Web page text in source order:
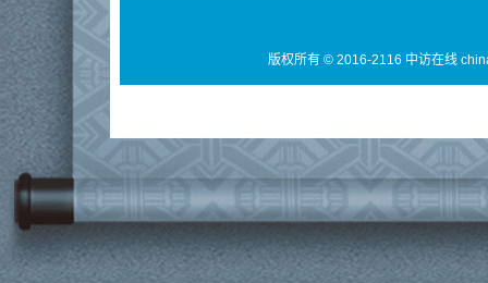
版权所有 © 2016-2116 中访在线